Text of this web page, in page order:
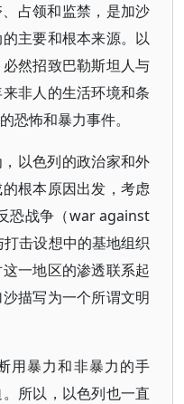
占领和监禁，是加沙
主要和根本来源。以
然招致巴勒斯坦人与
非人的生活环境和条
恐怖和暴力事件。
以色列的政治家和外
根本原因出发，考虑
恐战争（war against
击设想中的基地组织
一地区的渗透联系起
描写为一个所谓文明
用暴力和非暴力的手
所以，以色列也一直